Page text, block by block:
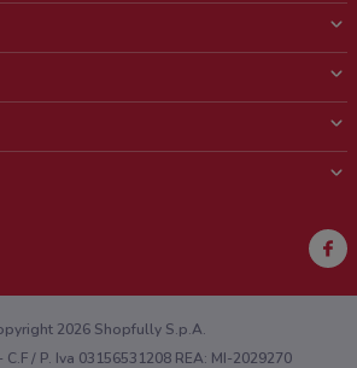
sul web o sull'app?
2026 Shopfully S.p.A.
/ P. Iva 03156531208 REA: MI-2029270